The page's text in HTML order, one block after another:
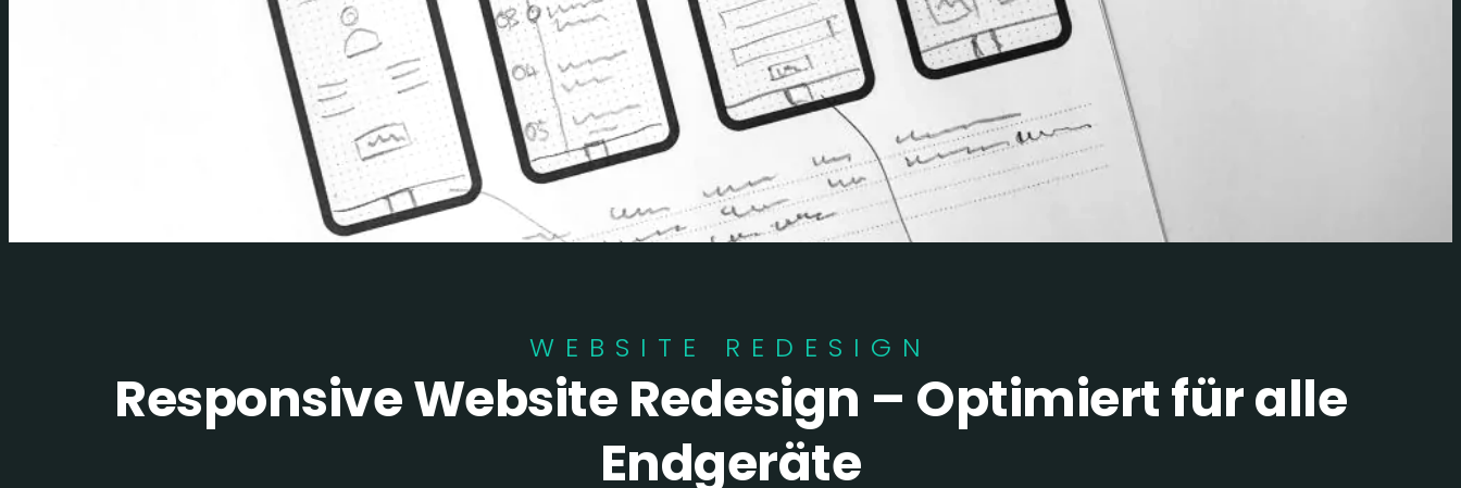
WEBSITE REDESIGN
Responsive Website Redesign – Optimiert für alle
Endgeräte